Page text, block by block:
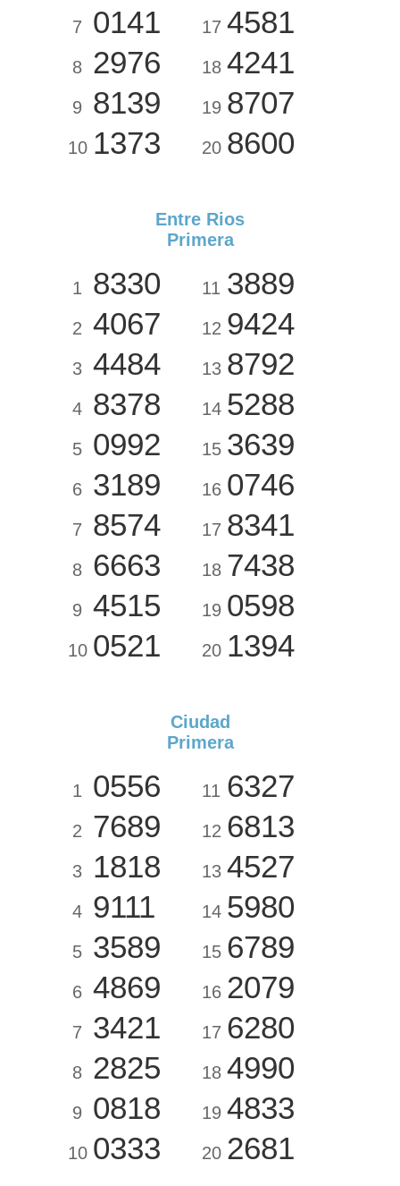
7 0141
8 2976
9 8139
10 1373
17 4581
18 4241
19 8707
20 8600
Entre Rios
Primera
1 8330
2 4067
3 4484
4 8378
5 0992
6 3189
7 8574
8 6663
9 4515
10 0521
11 3889
12 9424
13 8792
14 5288
15 3639
16 0746
17 8341
18 7438
19 0598
20 1394
Ciudad
Primera
1 0556
2 7689
3 1818
4 9111
5 3589
6 4869
7 3421
8 2825
9 0818
10 0333
11 6327
12 6813
13 4527
14 5980
15 6789
16 2079
17 6280
18 4990
19 4833
20 2681